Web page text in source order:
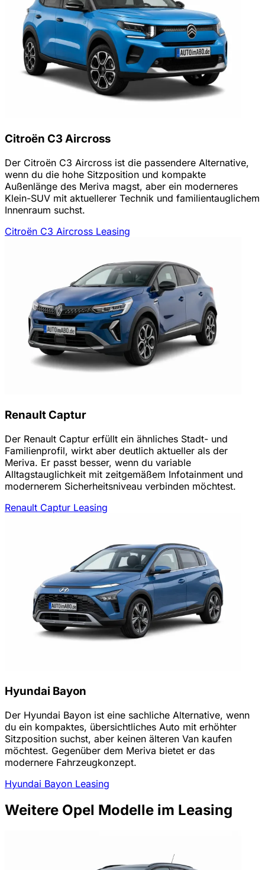
Citroën C3 Aircross
Der Citroën C3 Aircross ist die passendere Alternative,
wenn du die hohe Sitzposition und kompakte
Außenlänge des Meriva magst, aber ein moderneres
Klein-SUV mit aktuellerer Technik und familientauglichem
Innenraum suchst.
Citroën C3 Aircross Leasing
Renault Captur
Der Renault Captur erfüllt ein ähnliches Stadt- und
Familienprofil, wirkt aber deutlich aktueller als der
Meriva. Er passt besser, wenn du variable
Alltagstauglichkeit mit zeitgemäßem Infotainment und
modernerem Sicherheitsniveau verbinden möchtest.
Renault Captur Leasing
Hyundai Bayon
Der Hyundai Bayon ist eine sachliche Alternative, wenn
du ein kompaktes, übersichtliches Auto mit erhöhter
Sitzposition suchst, aber keinen älteren Van kaufen
möchtest. Gegenüber dem Meriva bietet er das
modernere Fahrzeugkonzept.
Hyundai Bayon Leasing
Weitere Opel Modelle im Leasing